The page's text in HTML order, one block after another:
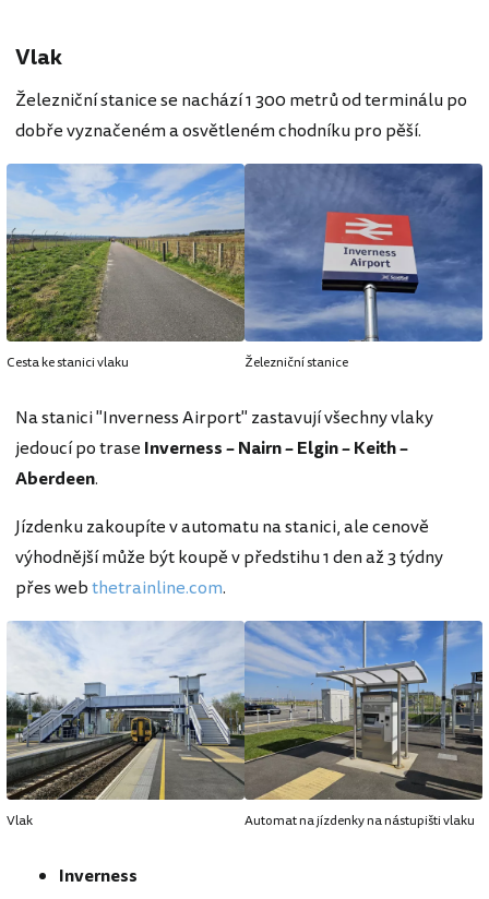
Vlak
Železniční stanice se nachází 1 300 metrů od terminálu po
dobře vyznačeném a osvětleném chodníku pro pěší.
Cesta ke stanici vlaku Železniční stanice
Na stanici "Inverness Airport" zastavují všechny vlaky
jedoucí po trase Inverness – Nairn – Elgin – Keith –
Aberdeen.
Jízdenku zakoupíte v automatu na stanici, ale cenově
výhodnější může být koupě v předstihu 1 den až 3 týdny
přes webthetrainline.com.
Vlak Automat na jízdenky na nástupišti vlaku
Inverness